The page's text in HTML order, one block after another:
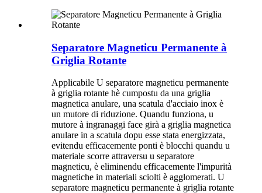
Separatore Magneticu Permanente à
Griglia Rotante
Applicabile U separatore magneticu permanente
à griglia rotante hè cumpostu da una griglia
magnetica anulare, una scatula d'acciaio inox è
un mutore di riduzione. Quandu funziona, u
mutore à ingranaggi face girà a griglia magnetica
anulare in a scatula dopu esse stata energizzata,
evitendu efficacemente ponti è blocchi quandu u
materiale scorre attraversu u separatore
magneticu, è eliminendu efficacemente l'impurità
magnetiche in materiali sciolti è agglomerati. U
separatore magneticu permanente à griglia rotante